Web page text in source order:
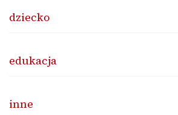
dziecko
edukacja
inne